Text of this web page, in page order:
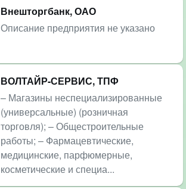
Внешторгбанк, ОАО
Описание предприятия не указано
ВОЛТАЙР-СЕРВИС, ТПФ
– Магазины неспециализированные
(универсальные) (розничная
торговля); – Общестроительные
работы; – Фармацевтические,
медицинские, парфюмерные,
косметические и специа...